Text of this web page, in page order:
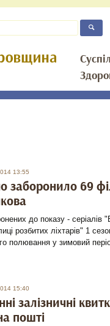
13:55
заборонило 69
до показу - серіалів
розбитих ліхтарів" 1
полювання у зимовий
15:40
залізничні
пошті